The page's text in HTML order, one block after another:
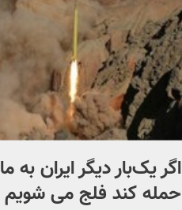
اگر یک‌بار دیگر ایران به ما
حمله کند فلج می شویم